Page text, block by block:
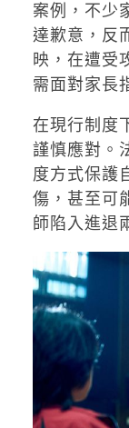
案例，不少
達歉意，反
映，在遭受
需面對家長
在現行制度
謹慎應對。
度方式保護
傷，甚至可
師陷入進退